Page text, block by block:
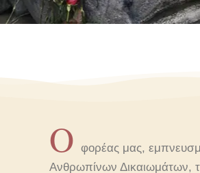
Ο φορέας μας,
Ανθρωπίνων Δικαιωμάτων,